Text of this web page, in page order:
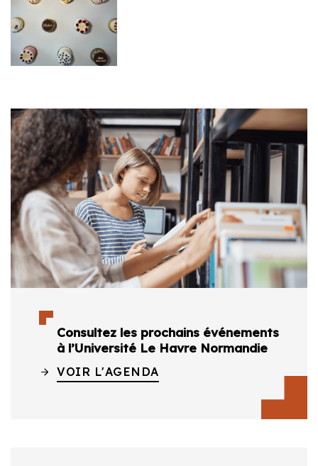
Consultez les prochains événements
à l’Université Le Havre Normandie
VOIR L'AGENDA